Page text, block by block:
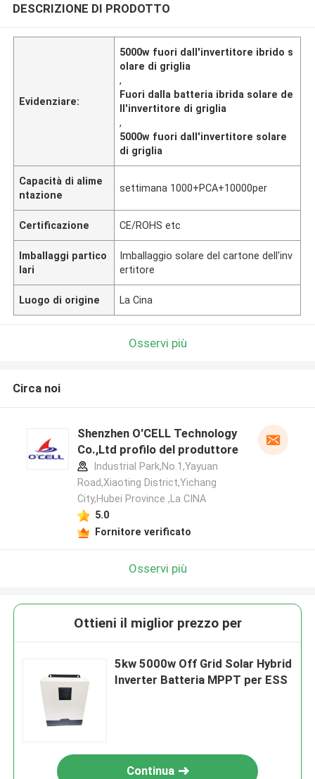
DESCRIZIONE DI PRODOTTO
Evidenziare:
5000w fuori dall'invertitore ibrido s
olare di griglia
,
Fuori dalla batteria ibrida solare de
ll'invertitore di griglia
,
5000w fuori dall'invertitore solare
di griglia
Capacità di alime
ntazione
settimana 1000+PCA+10000per
Certificazione CE/ROHS etc
Imballaggi partico
lari
Imballaggio solare del cartone dell'inv
ertitore
Luogo di origine La Cina
Osservi più
Circa noi
Shenzhen O'CELL Technology
Co.,Ltd profilo del produttore
Industrial Park,No.1,Yayuan
Road,Xiaoting District,Yichang
City,Hubei Province ,La CINA
5.0
Fornitore verificato
Osservi più
Ottieni il miglior prezzo per
5kw 5000w Off Grid Solar Hybrid
Inverter Batteria MPPT per ESS
Continua